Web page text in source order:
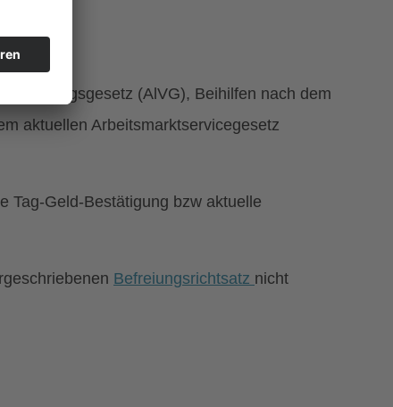
(AlVG), Beihilfen nach dem
aktuellen Arbeitsmarktservicegesetz
Tag-Geld-Bestätigung bzw aktuelle
Befreiungsrichtsatz nicht